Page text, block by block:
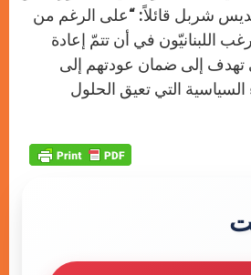
شربل قائلاً: “على الرغم من
اللبنانيّون في أن تتمّ إعادة
تهدف إلى ضمان عودتهم إلى
السياسية التي تعيق الحلول